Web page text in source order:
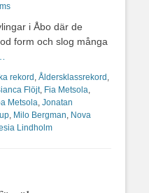
i Åbo där de
form och slog många
rekord , Åldersklassrekord ,
Flöjt, Fia Metsola,
Metsola, Jonatan
, Milo Bergman, Nova
Lindholm